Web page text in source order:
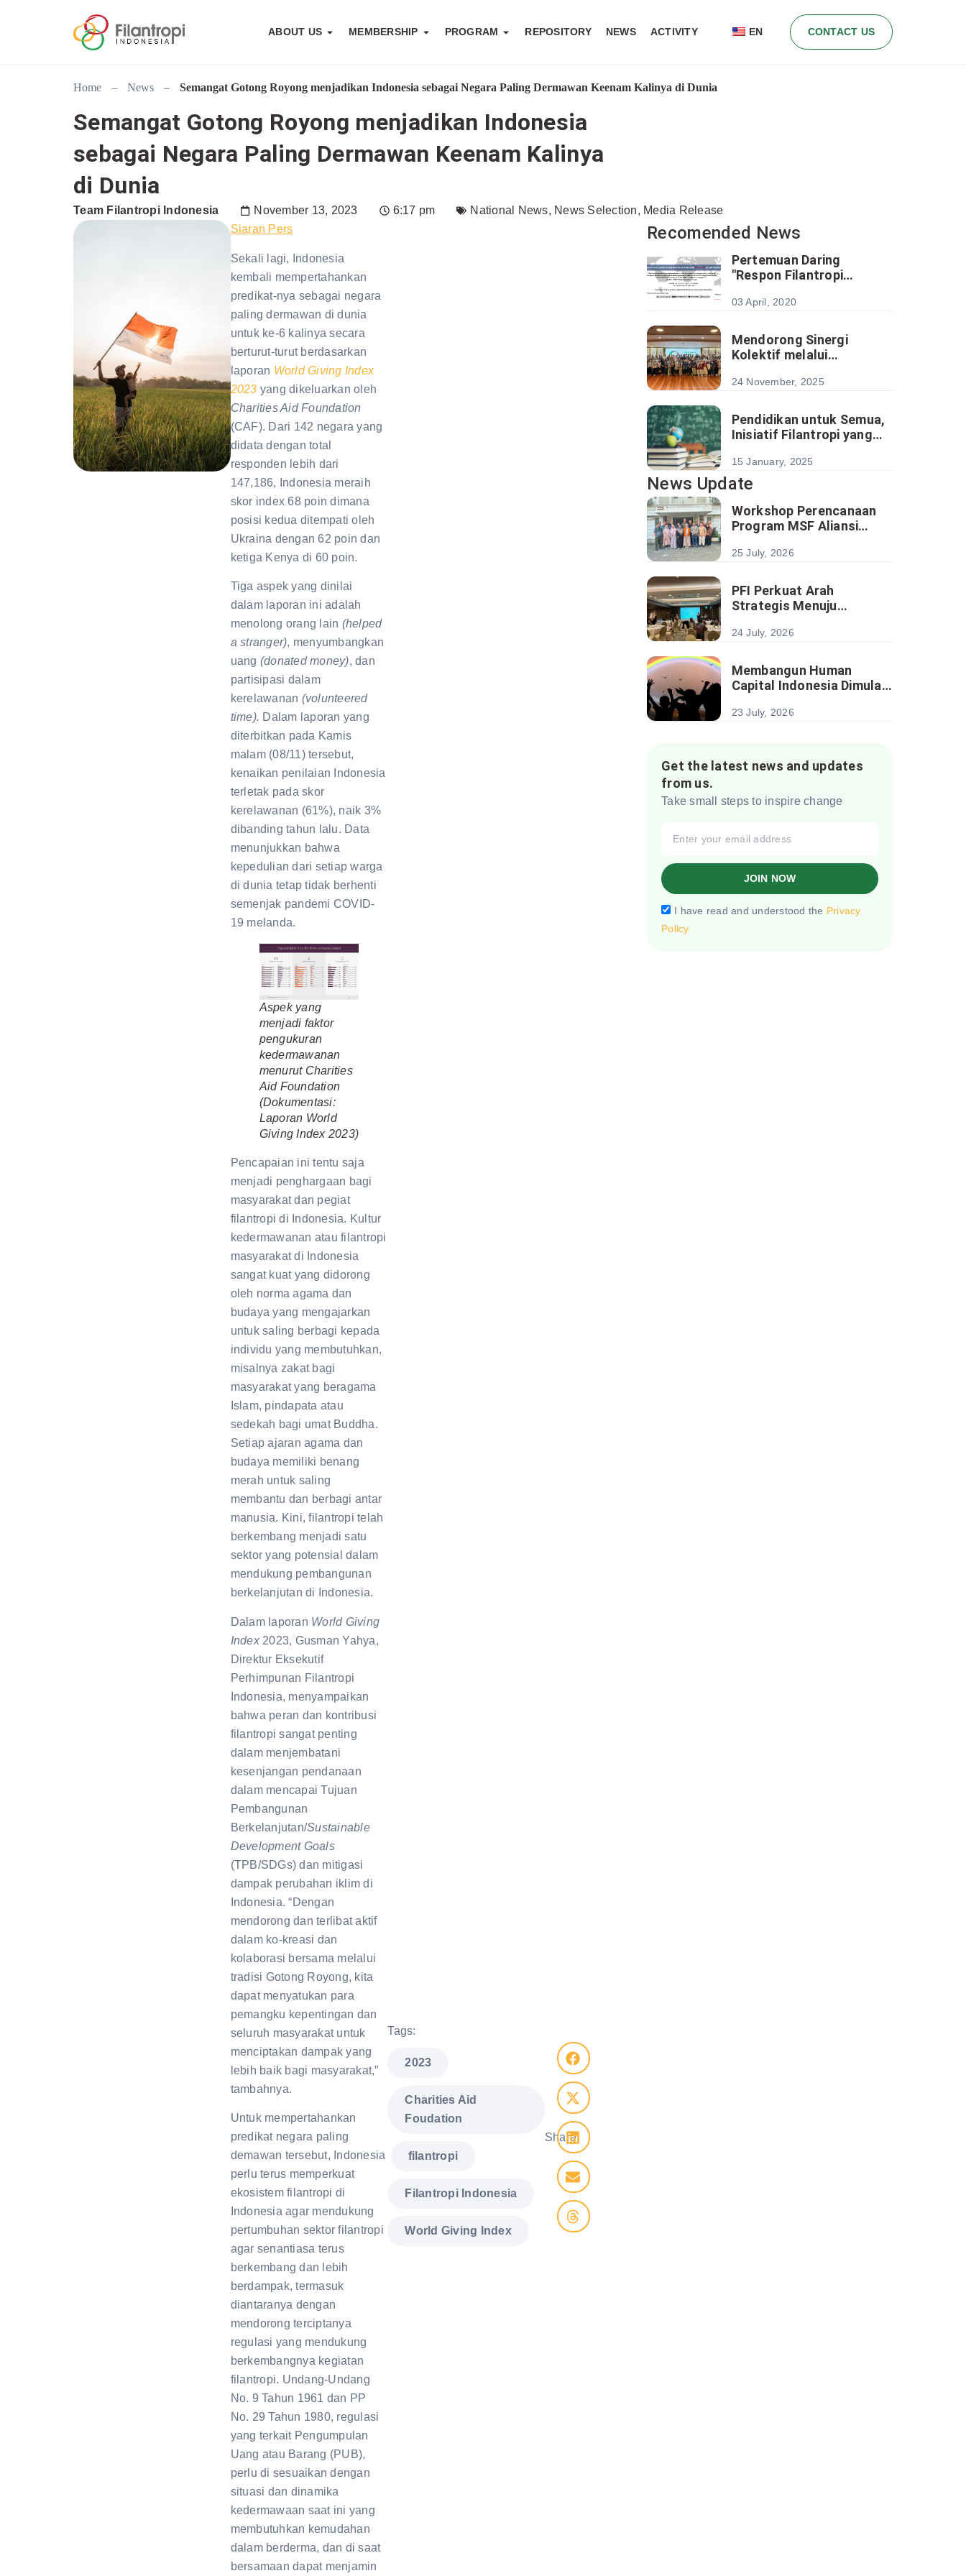
ABOUT US MEMBERSHIP PROGRAM REPOSITORY NEWS ACTIVITY EN CONTACT US
Home – News – Semangat Gotong Royong menjadikan Indonesia sebagai Negara Paling Dermawan Keenam Kalinya di Dunia
Semangat Gotong Royong menjadikan Indonesia
sebagai Negara Paling Dermawan Keenam Kalinya
di Dunia
Team Filantropi Indonesia November 13, 2023 6:17 pm National News, News Selection, Media Release
Siaran Pers
Sekali lagi, Indonesia
kembali mempertahankan
predikat-nya sebagai negara
paling dermawan di dunia
untuk ke-6 kalinya secara
berturut-turut berdasarkan
laporan World Giving Index
2023 yang dikeluarkan oleh
Charities Aid Foundation
(CAF). Dari 142 negara yang
didata dengan total
responden lebih dari
147,186, Indonesia meraih
skor index 68 poin dimana
posisi kedua ditempati oleh
Ukraina dengan 62 poin dan
ketiga Kenya di 60 poin.
Tiga aspek yang dinilai
dalam laporan ini adalah
menolong orang lain (helped
a stranger), menyumbangkan
uang (donated money), dan
partisipasi dalam
kerelawanan (volunteered
time). Dalam laporan yang
diterbitkan pada Kamis
malam (08/11) tersebut,
kenaikan penilaian Indonesia
terletak pada skor
kerelawanan (61%), naik 3%
dibanding tahun lalu. Data
menunjukkan bahwa
kepedulian dari setiap warga
di dunia tetap tidak berhenti
semenjak pandemi COVID-
19 melanda.
Aspek yang
menjadi faktor
pengukuran
kedermawanan
menurut Charities
Aid Foundation
(Dokumentasi:
Laporan World
Giving Index 2023)
Pencapaian ini tentu saja
menjadi penghargaan bagi
masyarakat dan pegiat
filantropi di Indonesia. Kultur
kedermawanan atau filantropi
masyarakat di Indonesia
sangat kuat yang didorong
oleh norma agama dan
budaya yang mengajarkan
untuk saling berbagi kepada
individu yang membutuhkan,
misalnya zakat bagi
masyarakat yang beragama
Islam, pindapata atau
sedekah bagi umat Buddha.
Setiap ajaran agama dan
budaya memiliki benang
merah untuk saling
membantu dan berbagi antar
manusia. Kini, filantropi telah
berkembang menjadi satu
sektor yang potensial dalam
mendukung pembangunan
berkelanjutan di Indonesia.
Dalam laporan World Giving
Index2023, Gusman Yahya,
Direktur Eksekutif
Perhimpunan Filantropi
Indonesia, menyampaikan
bahwa peran dan kontribusi
filantropi sangat penting
dalam menjembatani
kesenjangan pendanaan
dalam mencapai Tujuan
Pembangunan
Berkelanjutan/Sustainable
Development Goals
(TPB/SDGs) dan mitigasi
dampak perubahan iklim di
Indonesia. “Dengan
mendorong dan terlibat aktif
dalam ko-kreasi dan
kolaborasi bersama melalui
tradisi Gotong Royong, kita
dapat menyatukan para
pemangku kepentingan dan
seluruh masyarakat untuk
menciptakan dampak yang
lebih baik bagi masyarakat,”
tambahnya.
Untuk mempertahankan
predikat negara paling
demawan tersebut, Indonesia
perlu terus memperkuat
ekosistem filantropi di
Indonesia agar mendukung
pertumbuhan sektor filantropi
agar senantiasa terus
berkembang dan lebih
berdampak, termasuk
diantaranya dengan
mendorong terciptanya
regulasi yang mendukung
berkembangnya kegiatan
filantropi. Undang-Undang
No. 9 Tahun 1961 dan PP
No. 29 Tahun 1980, regulasi
yang terkait Pengumpulan
Uang atau Barang (PUB),
perlu di sesuaikan dengan
situasi dan dinamika
kedermawaan saat ini yang
membutuhkan kemudahan
dalam berderma, dan di saat
bersamaan dapat menjamin
Tags:
2023
Charities Aid
Foudation
filantropi
Filantropi Indonesia
World Giving Index
Share:
Recomended News
Pertemuan Daring
"Respon Filantropi
COVID-19 di Indonesia"
03 April, 2020
Mendorong Sinergi
Kolektif melalui
Forum Multi-Pihak
24 November, 2025
Pendidikan untuk Semua,
Inisiatif Filantropi yang
15 January, 2025
News Update
Workshop Perencanaan
Program MSF Aliansi
Satukan Analisis Sektoral
Program Berbasis Desa
25 July, 2026
PFI Perkuat Arah
Strategis Menuju
Lebih Kolaboratif dan
24 July, 2026
Membangun Human
Capital Indonesia Dimulai
23 July, 2026
Get the latest news and updates
from us.
Take small steps to inspire change
I have read and understood the Privacy
Policy
JOIN NOW